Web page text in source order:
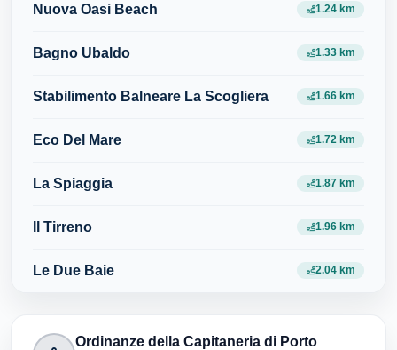
Nuova Oasi Beach 1.24 km
Bagno Ubaldo 1.33 km
Stabilimento Balneare La Scogliera 1.66 km
Eco Del Mare 1.72 km
La Spiaggia 1.87 km
Il Tirreno 1.96 km
Le Due Baie 2.04 km
Ordinanze della Capitaneria di Porto